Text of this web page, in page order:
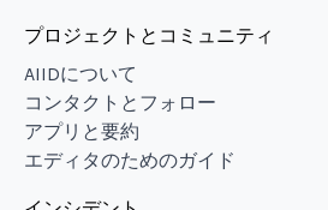
プロジェクトとコミュニティ
AIIDについて
コンタクトとフォロー
アプリと要約
エディタのためのガイド